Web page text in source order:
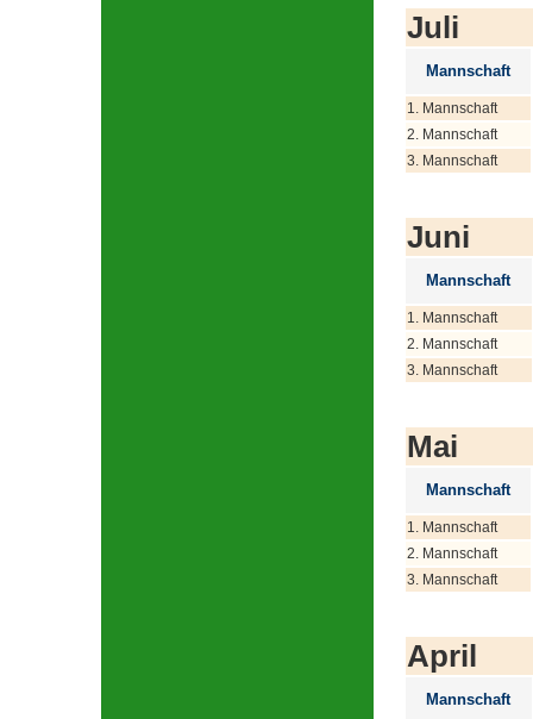
Juli
Mannschaft
1. Mannschaft
2. Mannschaft
3. Mannschaft
Juni
Mannschaft
1. Mannschaft
2. Mannschaft
3. Mannschaft
Mai
Mannschaft
1. Mannschaft
2. Mannschaft
3. Mannschaft
April
Mannschaft